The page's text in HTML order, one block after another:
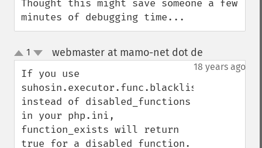
Thought this might save someone a few
minutes of debugging time...
up
down
1 webmaster at mamo-net dot de
18 years ago
If you use
suhosin.executor.func.blacklist
instead of disabled_functions
in your php.ini,
function_exists will return
true for a disabled function.